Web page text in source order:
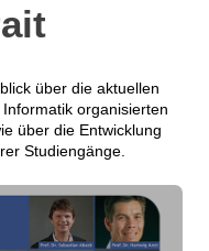
über die aktuellen
organisierten
über die Entwicklung
Studiengänge.